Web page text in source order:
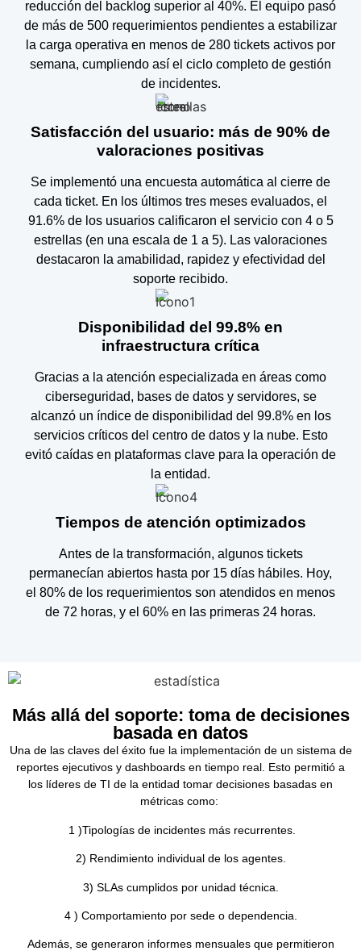
reducción del backlog superior al 40%. El equipo pasó
de más de 500 requerimientos pendientes a estabilizar
la carga operativa en menos de 280 tickets activos por
semana, cumpliendo así el ciclo completo de gestión
de incidentes.
Satisfacción del usuario: más de 90% de
valoraciones positivas
Se implementó una encuesta automática al cierre de
cada ticket. En los últimos tres meses evaluados, el
91.6% de los usuarios calificaron el servicio con 4 o 5
estrellas (en una escala de 1 a 5). Las valoraciones
destacaron la amabilidad, rapidez y efectividad del
soporte recibido.
Disponibilidad del 99.8% en
infraestructura crítica
Gracias a la atención especializada en áreas como
ciberseguridad, bases de datos y servidores, se
alcanzó un índice de disponibilidad del 99.8% en los
servicios críticos del centro de datos y la nube. Esto
evitó caídas en plataformas clave para la operación de
la entidad.
Tiempos de atención optimizados
Antes de la transformación, algunos tickets
permanecían abiertos hasta por 15 días hábiles. Hoy,
el 80% de los requerimientos son atendidos en menos
de 72 horas, y el 60% en las primeras 24 horas.
Más allá del soporte: toma de decisiones
basada en datos
Una de las claves del éxito fue la implementación de un sistema de
reportes ejecutivos y dashboards en tiempo real. Esto permitió a
los líderes de TI de la entidad tomar decisiones basadas en
métricas como:
1 )Tipologías de incidentes más recurrentes.
2) Rendimiento individual de los agentes.
3) SLAs cumplidos por unidad técnica.
4 ) Comportamiento por sede o dependencia.
Además, se generaron informes mensuales que permitieron